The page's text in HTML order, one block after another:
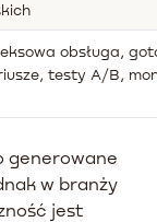
obsługa,
testy A/B,
generowane
w branży
jest